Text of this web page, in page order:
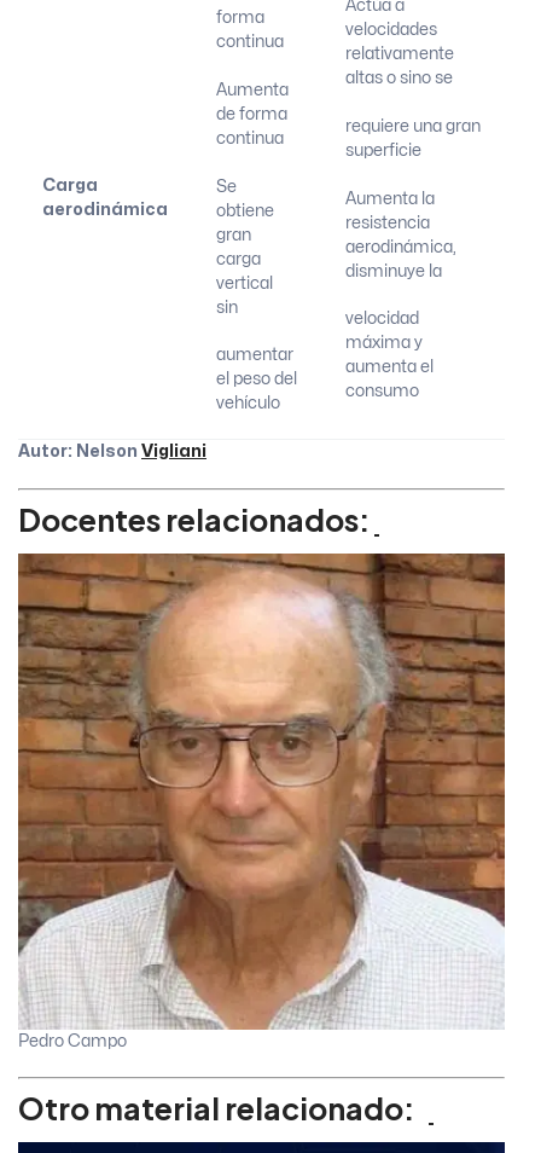
Carga
aerodinámica
forma
continua
Aumenta
de forma
continua
Se
obtiene
gran
carga
vertical
sin
aumentar
el peso del
vehículo
Actúa a
velocidades
relativamente
altas o sino se
requiere una gran
superficie
Aumenta la
resistencia
aerodinámica,
disminuye la
velocidad
máxima y
aumenta el
consumo
Autor: Nelson Vigliani
Docentes relacionados:
Pedro Campo
Otro material relacionado: